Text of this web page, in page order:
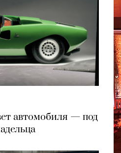
автомобиля — под